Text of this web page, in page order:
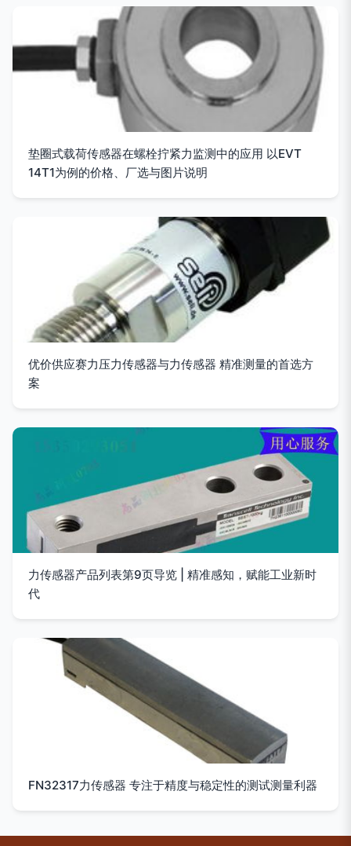
垫圈式载荷传感器在螺栓拧紧力监测中的应用 以EVT
14T1为例的价格、厂选与图片说明
优价供应赛力压力传感器与力传感器 精准测量的首选方
案
力传感器产品列表第9页导览 | 精准感知，赋能工业新时
代
FN32317力传感器 专注于精度与稳定性的测试测量利器